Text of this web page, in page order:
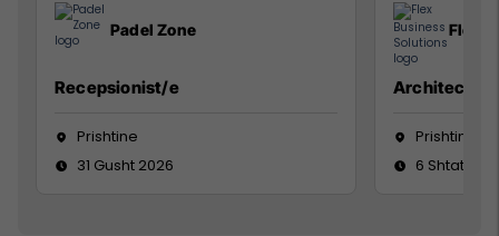
Padel Zone
Recepsionist/e
Prishtine
31 Gusht 2026
Flex
Architect
Prishtinë
6 Shtator